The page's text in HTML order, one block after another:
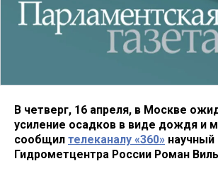
В четверг, 16 апреля, в Москве
усиление осадков в виде дождя и
сообщил телеканалу «360» научный
Гидрометцентра России Роман